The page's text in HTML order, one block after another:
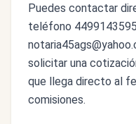
Puedes contactar
teléfono
solicitar una
que llega directo al
comisiones.